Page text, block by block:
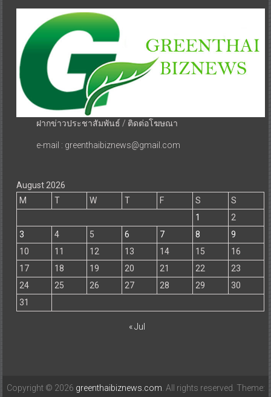
ฝากข่าวประชาสัมพันธ์ / ติดต่อโฆษณา
e-mail : greenthaibiznews@gmail.com
August 2026
M
T W T F S
S
1
2
3
4 5 6 7 8
9
10
11 12 13 14 15
16
17
18 19 20 21 22
23
24
25 26 27 28 29
30
31
« Jul
Copyright © 2026 greenthaibiznews.com . All rights reserved. Theme: